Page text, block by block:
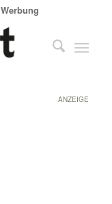
Werbung
ANZEIGE